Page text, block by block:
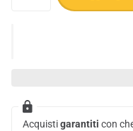
Acquistigarantiti con